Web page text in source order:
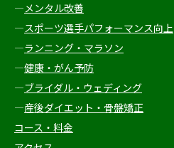
―メンタル改善
―スポーツ選手パフォーマンス向上
―ランニング・マラソン
―健康・がん予防
―ブライダル・ウェディング
―産後ダイエット・骨盤矯正
コース・料金